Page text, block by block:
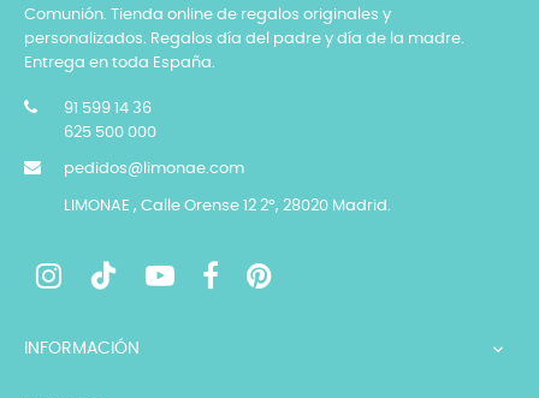
Comunión. Tienda online de regalos originales y
personalizados. Regalos día del padre y día de la madre.
Entrega en toda España.
91 599 14 36
625 500 000
pedidos@limonae.com
LIMONAE , Calle Orense 12 2º, 28020 Madrid.
INFORMACIÓN 